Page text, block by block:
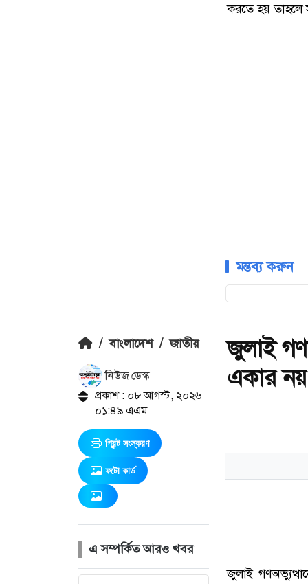
করতে হয় তাহলে
মন্তব্য করুন
/ বাংলাদেশ / জাতীয়
নিউজ ডেস্ক
প্রকাশ : ০৮ আগস্ট, ২০২৬
০১:৪৯ এএম
প্রিন্ট সংস্করণ
ফটো কার্ড
এ সম্পর্কিত আরও খবর
জুলাই
একার নয়: